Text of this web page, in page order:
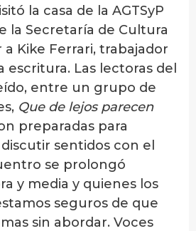
la casa de la AGTSyP
la Secretaría de Cultura
Kike Ferrari, trabajador
escritura. Las lectoras del
entre un grupo de
Que de lejos parecen
preparadas para
sentidos con el
se prolongó
y media y quienes los
seguros de que
sin abordar. Voces